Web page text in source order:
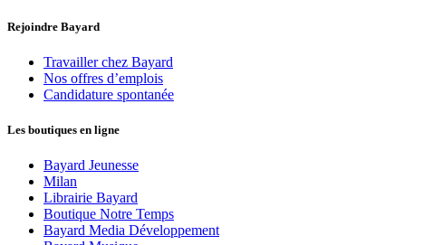
Rejoindre Bayard
Travailler chez Bayard
Nos offres d’emplois
Candidature spontanée
Les boutiques en ligne
Bayard Jeunesse
Milan
Librairie Bayard
Boutique Notre Temps
Bayard Media Développement